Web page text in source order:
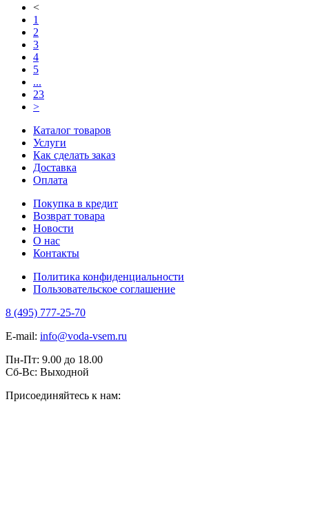
<
1
2
3
4
5
...
23
>
Каталог товаров
Услуги
Как сделать заказ
Доставка
Оплата
Покупка в кредит
Возврат товара
Новости
О нас
Контакты
Политика конфиденциальности
Пользовательское соглашение
8 (495) 777-25-70
E-mail: info@voda-vsem.ru
Пн-Пт: 9.00 до 18.00
Сб-Вс: Выходной
Присоединяйтесь к нам: